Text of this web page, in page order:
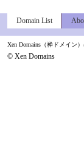
Domain List
Xen Domains（禅ドメイン
© Xen Domains